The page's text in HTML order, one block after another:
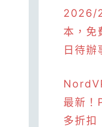
2026/
本，免
日待辦
最新！
多折扣